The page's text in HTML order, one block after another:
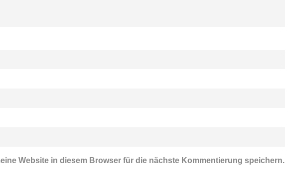
Website in diesem Browser für die nächste Kommentierung speichern.